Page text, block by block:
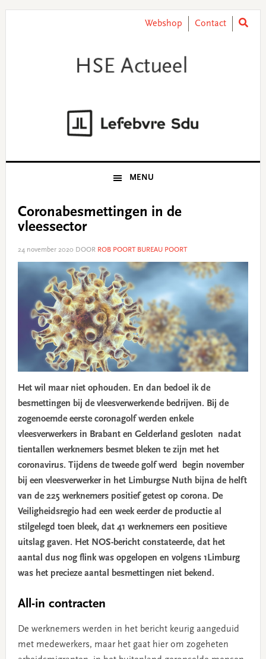
Webshop Contact
MENU
Coronabesmettingen in de
vleessector
24 november 2020 DOOR ROB POORT BUREAU POORT
Het wil maar niet ophouden. En dan bedoel ik de
besmettingen bij de vleesverwerkende bedrijven. Bij de
zogenoemde eerste coronagolf werden enkele
vleesverwerkers in Brabant en Gelderland gesloten nadat
tientallen werknemers besmet bleken te zijn met het
coronavirus. Tijdens de tweede golf werd begin november
bij een vleesverwerker in het Limburgse Nuth bijna de helft
van de 225 werknemers positief getest op corona. De
Veiligheidsregio had een week eerder de productie al
stilgelegd toen bleek, dat 41 werknemers een positieve
uitslag gaven. Het NOS-bericht constateerde, dat het
aantal dus nog flink was opgelopen en volgens 1Limburg
was het precieze aantal besmettingen niet bekend.
All-in contracten
De werknemers werden in het bericht keurig aangeduid
met medewerkers, maar het gaat hier om zogeheten